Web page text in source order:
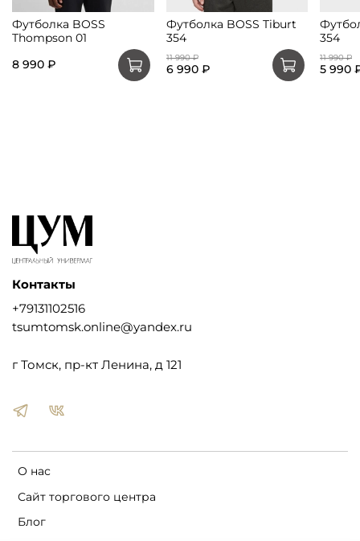
Футболка BOSS
Thompson 01
8 990 ₽
Футболка BOSS Tiburt
354
11 990 ₽
6 990 ₽
354
11 990 ₽
5 990
О нас
Сайт торгового центра
Блог
Контакты
+79131102516
tsumtomsk.online@yandex.ru
г Томск, пр-кт Ленина, д 121